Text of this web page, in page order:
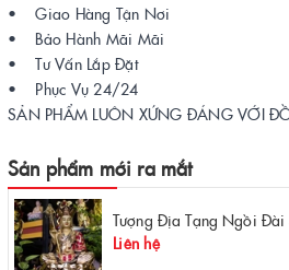
• Giao Hàng Tận Nơi
• Bảo Hành Mãi Mãi
• Tư Vấn Lắp Đặt
• Phục Vụ 24/24
SẢN PHẨM LUÔN XỨNG ĐÁNG VỚI
Sản phẩm mới ra mắt
Tượng Địa Tạng Ngồi
Liên hệ